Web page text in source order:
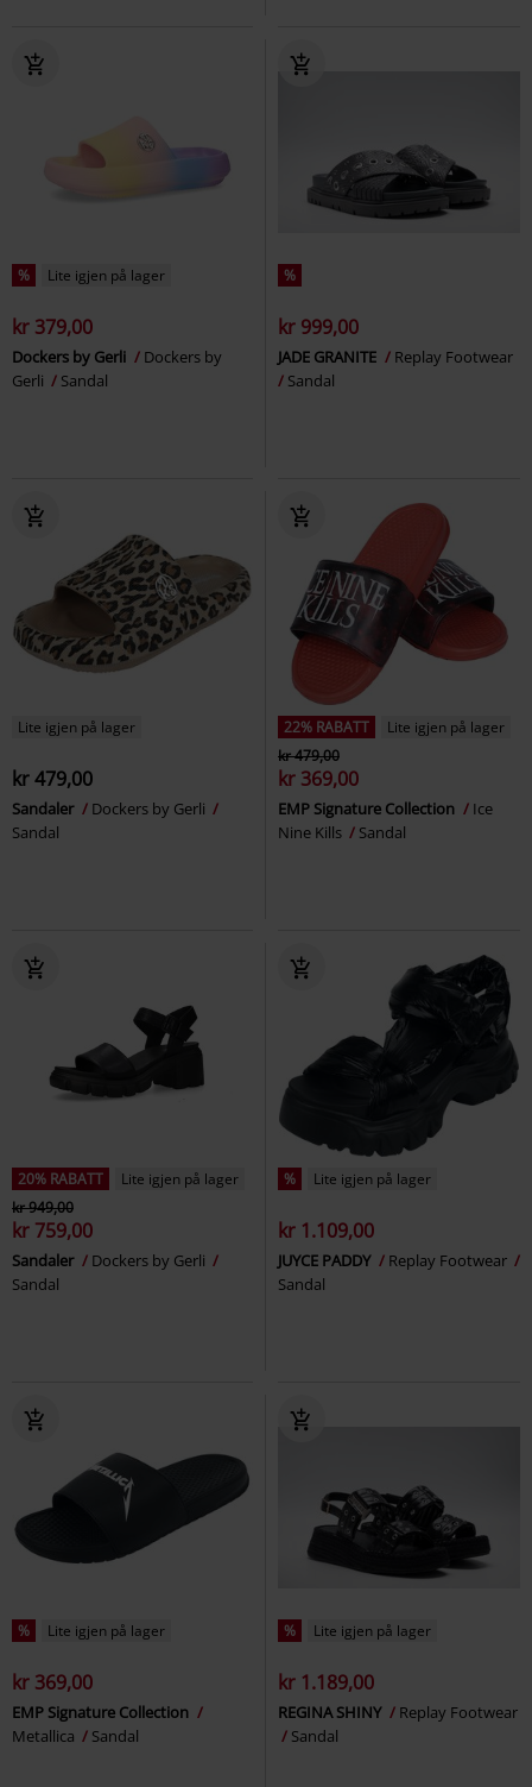
% Lite igjen på lager
kr 379,00
Dockers by Gerli
Dockers by
Gerli
Sandal
%
kr 999,00
JADE GRANITE
Replay Footwear
Sandal
Lite igjen på lager
kr 479,00
Sandaler
Dockers by Gerli
Sandal
22% RABATT
Lite igjen på lager
kr 479,00
kr 369,00
EMP Signature Collection
Ice
Nine Kills
Sandal
20% RABATT
Lite igjen på lager
kr 949,00
kr 759,00
Sandaler
Dockers by Gerli
Sandal
% Lite igjen på lager
kr 1.109,00
JUYCE PADDY
Replay Footwear
Sandal
% Lite igjen på lager
kr 369,00
EMP Signature Collection
Metallica
Sandal
% Lite igjen på lager
kr 1.189,00
REGINA SHINY
Replay Footwear
Sandal